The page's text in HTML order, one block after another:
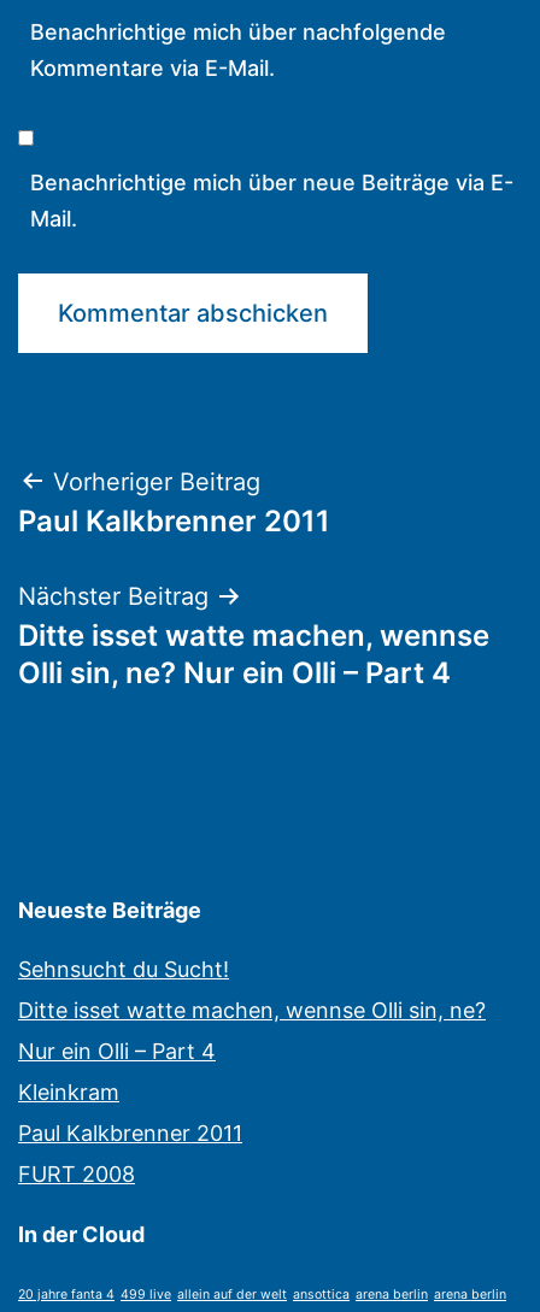
Benachrichtige mich über nachfolgende
Kommentare via E-Mail.
Benachrichtige mich über neue Beiträge via E-
Mail.
Beitragsnavigation
Vorheriger Beitrag
Paul Kalkbrenner 2011
Nächster Beitrag
Ditte isset watte machen, wennse
Olli sin, ne? Nur ein Olli – Part 4
Neueste Beiträge
Sehnsucht du Sucht!
Ditte isset watte machen, wennse Olli sin, ne?
Nur ein Olli – Part 4
Kleinkram
Paul Kalkbrenner 2011
FURT 2008
In der Cloud
20 jahre fanta 4 499 live allein auf der welt ansottica arena berlin arena berlin